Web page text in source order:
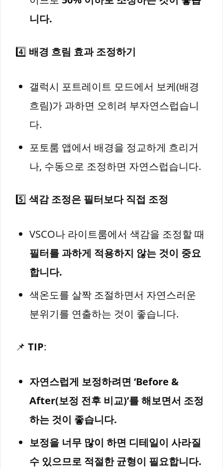
니다.
4️⃣ 배경 흐림 효과 조정하기
갤럭시 포트레이트 모드에서 보케(배경
흐림)가 과하면 오히려 부자연스럽습니
다.
포토룸 앱에서 배경을 정교하게 흐리거
나, 수동으로 조정하면 자연스럽습니다.
5️⃣ 색감 조정은 필터보다 직접 조정
VSCO나 라이트룸에서 색감을 조정할 때
필터를 과하게 적용하지 않는 것이 중요
합니다.
색온도를 살짝 조절하면서 자연스러운
분위기를 연출하는 것이 좋습니다.
📌 TIP:
자연스럽게 보정하려면 ‘Before &
After(보정 전후 비교)’를 해보면서 조정
하는 것이 좋습니다.
보정을 너무 많이 하면 디테일이 사라질
수 있으므로 적절한 균형이 필요합니다.